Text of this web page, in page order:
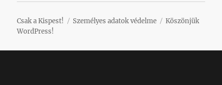
Csak a Kispest! Személyes adatok védelme
Köszönjük
WordPress!